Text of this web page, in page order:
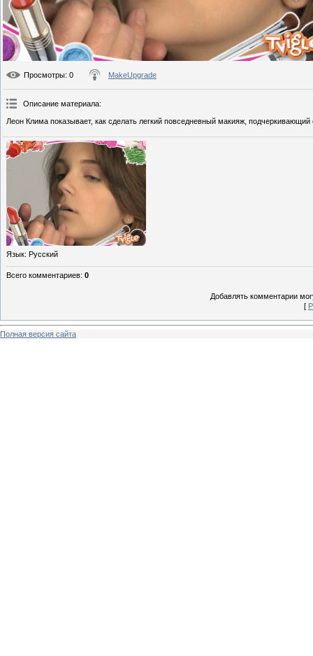
Просмотры: 0 MakeUpgrade
Описание материала:
Леон Клима показывает, как сделать легкий повседневный макияж,
Язык: Русский
Всего комментариев: 0
Добавлять комментарии
[
Полная версия сайта